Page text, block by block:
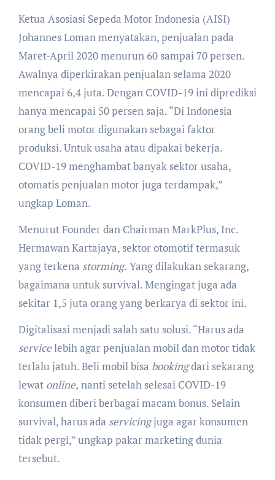
Ketua Asosiasi Sepeda Motor Indonesia (AISI)
Johannes Loman menyatakan, penjualan pada
Maret-April 2020 menurun 60 sampai 70 persen.
Awalnya diperkirakan penjualan selama 2020
mencapai 6,4 juta. Dengan COVID-19 ini diprediksi
hanya mencapai 50 persen saja. “Di Indonesia
orang beli motor digunakan sebagai faktor
produksi. Untuk usaha atau dipakai bekerja.
COVID-19 menghambat banyak sektor usaha,
otomatis penjualan motor juga terdampak,”
ungkap Loman.
Menurut Founder dan Chairman MarkPlus, Inc.
Hermawan Kartajaya, sektor otomotif termasuk
yang terkena storming. Yang dilakukan sekarang,
bagaimana untuk survival. Mengingat juga ada
sekitar 1,5 juta orang yang berkarya di sektor ini.
Digitalisasi menjadi salah satu solusi. “Harus ada
servicelebih agar penjualan mobil dan motor tidak
terlalu jatuh. Beli mobil bisa bookingdari sekarang
lewat online, nanti setelah selesai COVID-19
konsumen diberi berbagai macam bonus. Selain
survival, harus ada servicingjuga agar konsumen
tidak pergi,” ungkap pakar marketing dunia
tersebut.